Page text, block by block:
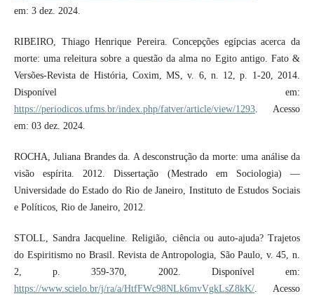
em: 3 dez. 2024.
RIBEIRO, Thiago Henrique Pereira. Concepções egípcias acerca da
morte: uma releitura sobre a questão da alma no Egito antigo. Fato &
Versões-Revista de História, Coxim, MS, v. 6, n. 12, p. 1-20, 2014.
Disponível em:
https://periodicos.ufms.br/index.php/fatver/article/view/1293. Acesso
em: 03 dez. 2024.
ROCHA, Juliana Brandes da. A desconstrução da morte: uma análise da
visão espírita. 2012. Dissertação (Mestrado em Sociologia) —
Universidade do Estado do Rio de Janeiro, Instituto de Estudos Sociais
e Políticos, Rio de Janeiro, 2012.
STOLL, Sandra Jacqueline. Religião, ciência ou auto-ajuda? Trajetos
do Espiritismo no Brasil. Revista de Antropologia, São Paulo, v. 45, n.
2, p. 359-370, 2002. Disponível em:
https://www.scielo.br/j/ra/a/HtfFWc98NLk6mvVgkLsZ8kK/. Acesso